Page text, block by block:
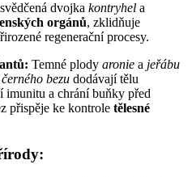
dvojka kontryhel a
orgánů, zklidňuje
regenerační procesy.
Temné plody aronie a jeřábu
bezu dodávají tělu
imunitu a chrání buňky před
přispěje ke kontrole tělesné